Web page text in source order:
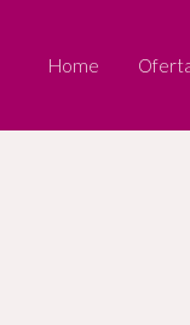
Home